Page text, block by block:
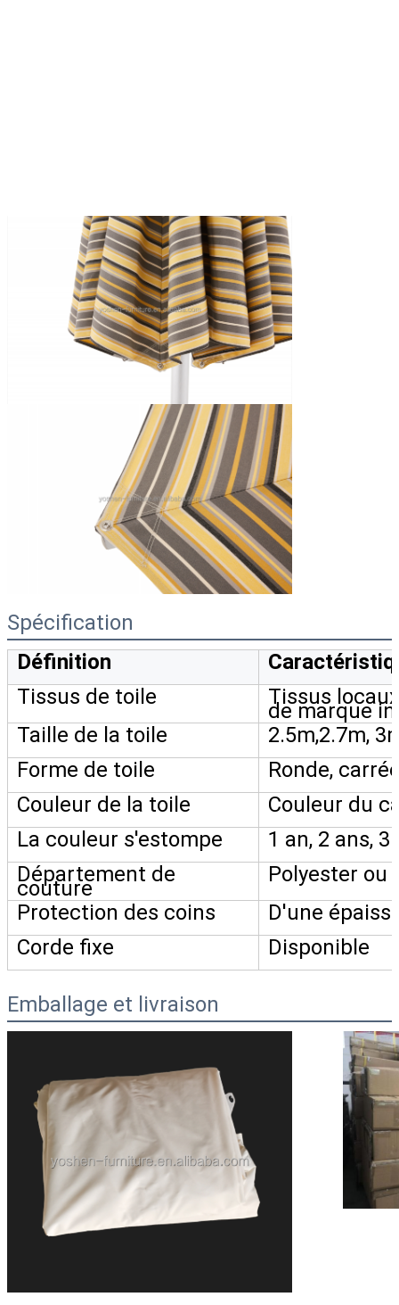
Spécification
Définition
Tissus de toile
Tissus
de marque
Taille de la toile
2.5m,2.7m,
Forme de toile
Ronde,
Couleur de la toile
Couleur du
La couleur s'estompe
1 an, 2 ans,
Département de
couture
Polyester ou
Protection des coins
D'une
Corde fixe
Disponible
Emballage et livraison